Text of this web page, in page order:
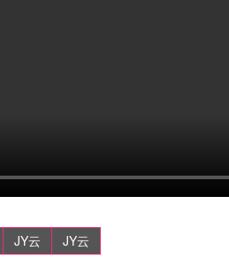
JY云 JY云